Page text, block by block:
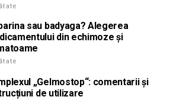
sau badyaga? Alegerea
din echimoze și
„Gelmostop“: comentarii și
de utilizare